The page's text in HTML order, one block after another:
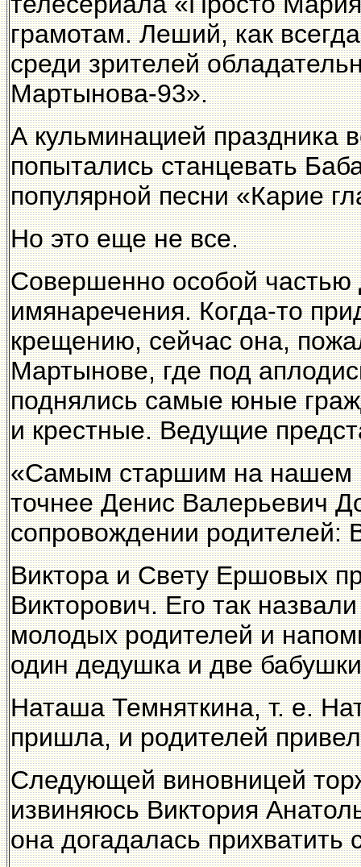
грамотам. Леший, как
среди зрителей
Мартынова-93».
А кульминацией праздника
попытались станцевать
популярной песни «Карие
Но это еще не все.
Совершенно особой
имянаречения. Когда-то
крещению, сейчас она,
Мартынове, где под
поднялись самые юные
и крестные. Ведущие
«Самым старшим на нашем
точнее Денис Валерьевич
сопровождении родителей:
Виктора и Свету Ершовых
Викторович. Его так
молодых родителей и
один дедушка и две
Наташа Темняткина, т. е.
пришла, и родителей
Следующей виновницей
извиняюсь Виктория
она догадалась